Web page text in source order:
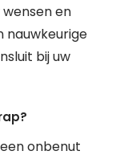
en
nauwkeurige
bij uw
onbenut